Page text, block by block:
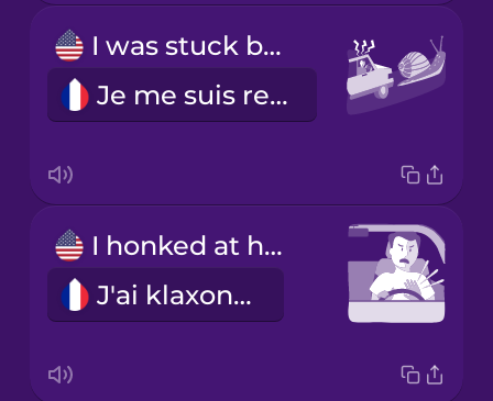
I was stuck behind a slow driver.
Je me suis retrouvé coincé derrière un véhicule lent.
I honked at him.
J'ai klaxonné.